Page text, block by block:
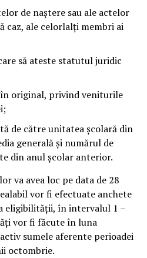
de naştere sau ale actelor
caz, ale celorlalţi membri ai
să ateste statutul juridic
original, privind veniturile
de către unitatea şcolară din
generală şi numărul de
din anul şcolar anterior.
va avea loc pe data de 28
vor fi efectuate anchete
eligibilităţii, în intervalul 1 –
vor fi făcute în luna
sumele aferente perioadei
octombrie.